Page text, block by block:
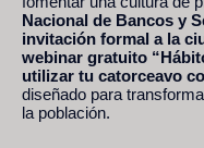
Nacional de Bancos y
invitación formal a la
webinar gratuito
utilizar tu catorceavo
diseñado para
la población.